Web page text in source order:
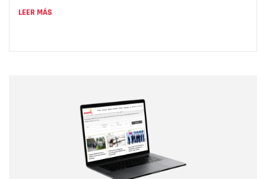
LEER MÁS
Correo electrónico
Tipo de comentario